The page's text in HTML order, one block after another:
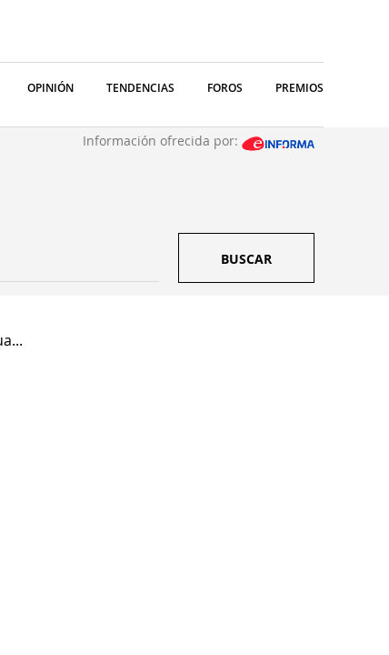
OPINIÓN TENDENCIAS FOROS PREMIOS
Información ofrecida por:
BUSCAR